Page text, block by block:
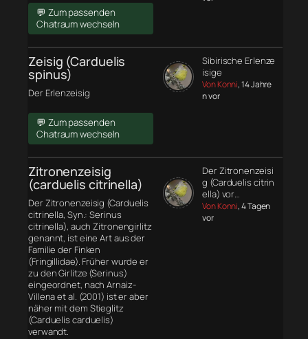
💬 Zum passenden
Chatraum wechseln
Zeisig (Carduelis
spinus)
Der Erlenzeisig
💬 Zum passenden
Chatraum wechseln
Sibirische Erlenze
isige
Von Konni, 14 Jahre
n vor
Zitronenzeisig
(carduelis citrinella)
Der Zitronenzeisig (Carduelis
citrinella, Syn.: Serinus
citrinella), auch Zitronengirlitz
genannt, ist eine Art aus der
Familie der Finken
(Fringillidae). Früher wurde er
zu den Girlitze (Serinus)
eingeordnet, nach Arnaiz-
Villena et al. (2001) ist er aber
näher mit dem Stieglitz
(Carduelis carduelis)
verwandt.
Der Zitronenzeisi
g (Carduelis citrin
ella) vor…
Von Konni, 4 Tagen
vor